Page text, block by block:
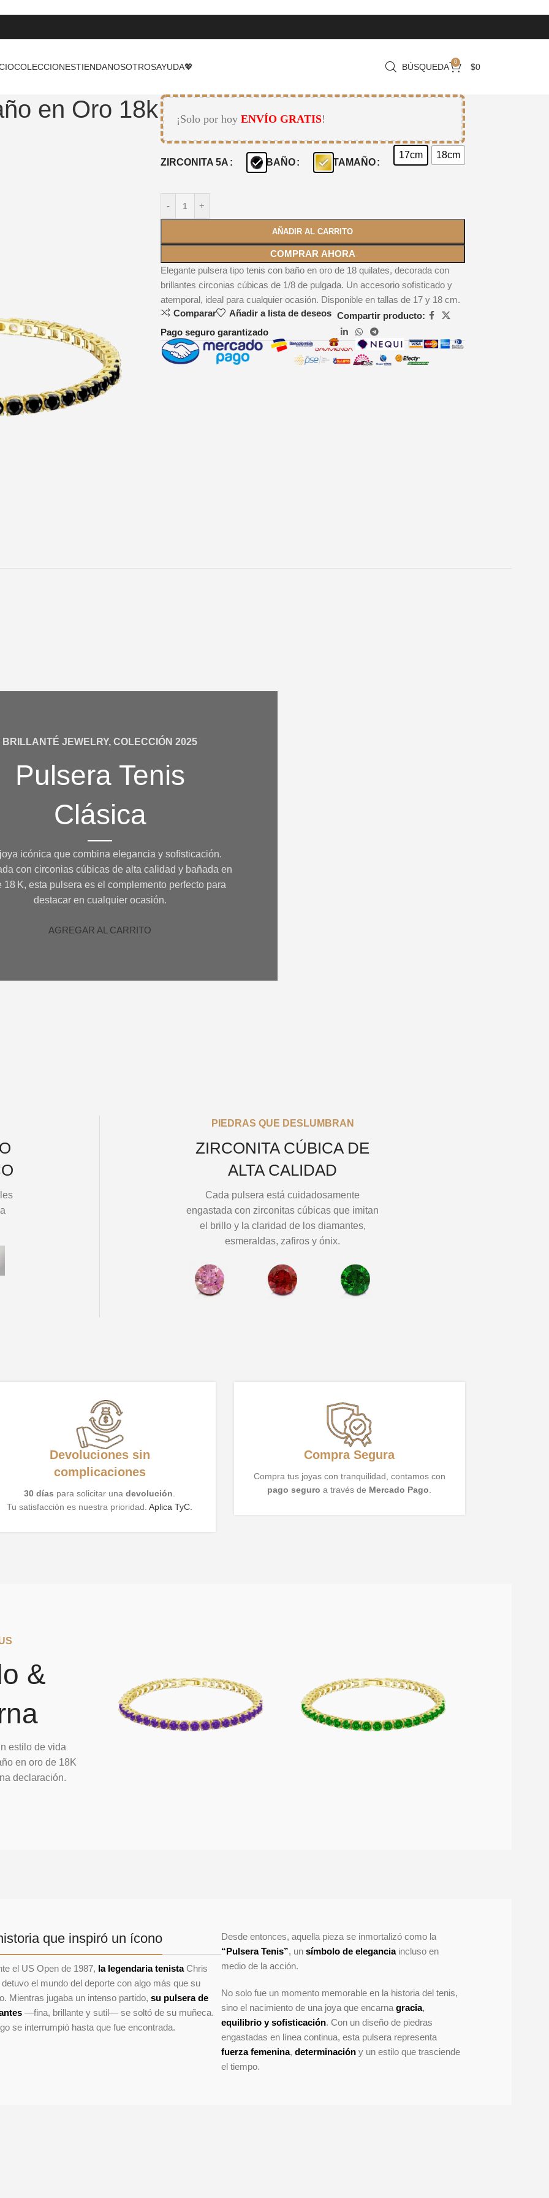
COLECCIONESTIENDANOSOTROSAYUDA💖 BÚSQUEDA 0 $0
en Oro 18k
¡Solo por hoy ENVÍO GRATIS!
ZIRCONITA 5A BAÑO TAMAÑO
17cm 18cm
- +
AÑADIR AL CARRITO
COMPRAR AHORA
Elegante pulsera tipo tenis con baño en oro de 18 quilates, decorada con
brillantes circonias cúbicas de 1/8 de pulgada. Un accesorio sofisticado y
atemporal, ideal para cualquier ocasión. Disponible en tallas de 17 y 18 cm.
Comparar
Añadir a lista de deseos Compartir producto:
Pago seguro garantizado
BRILLANTÉ JEWELRY, COLECCIÓN 2025
Pulsera Tenis
Clásica
icónica que combina elegancia y sofisticación.
con circonias cúbicas de alta calidad y bañada en
18 K, esta pulsera es el complemento perfecto para
destacar en cualquier ocasión.
AGREGAR AL CARRITO
PIEDRAS QUE DESLUMBRAN
ZIRCONITA CÚBICA DE
ALTA CALIDAD
Cada pulsera está cuidadosamente
engastada con zirconitas cúbicas que imitan
el brillo y la claridad de los diamantes,
esmeraldas, zafiros y ónix.
Devoluciones sin
complicaciones
30 días para solicitar unadevolución.
Tu satisfacción es nuestra prioridad.Aplica TyC.
Compra Segura
Compra tus joyas con tranquilidad, contamos con
pago seguro a través de Mercado Pago.
&
estilo de vida
en oro de 18K
declaración.
que inspiró un ícono
el US Open de 1987, la legendaria tenistaChris
el mundo del deporte con algo más que su
Mientras jugaba un intenso partido, su pulsera de
—fina, brillante y sutil— se soltó de su muñeca.
se interrumpió hasta que fue encontrada.
Desde entonces, aquella pieza se inmortalizó como la
“Pulsera Tenis”, un símbolo de eleganciaincluso en
medio de la acción.
No solo fue un momento memorable en la historia del tenis,
sino el nacimiento de una joya que encarna gracia,
equilibrio y sofisticación. Con un diseño de piedras
engastadas en línea continua, esta pulsera representa
fuerza femenina, determinacióny un estilo que trasciende
el tiempo.